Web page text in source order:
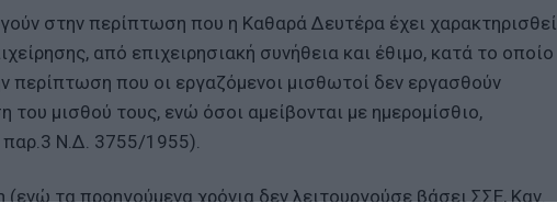
στην περίπτωση που η Καθαρά Δευτέρα έχει χαρακτηρισθεί
από επιχειρησιακή συνήθεια και έθιμο, κατά το οποίο
περίπτωση που οι εργαζόμενοι μισθωτοί δεν εργασθούν
μισθού τους, ενώ όσοι αμείβονται με ημερομίσθιο,
παρ.3 Ν.Δ. 3755/1955).
(ενώ τα προηγούμενα χρόνια δεν λειτουργούσε βάσει ΣΣΕ, Καν.